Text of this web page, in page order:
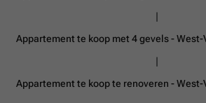
Appartement te koop met 4 gevels -
Appartement te koop te renoveren -